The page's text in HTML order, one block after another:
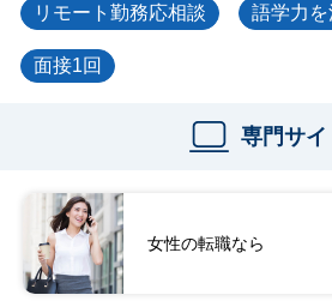
リモート勤務応相談 語学力を
面接1回
専門サイ
女性の転職なら